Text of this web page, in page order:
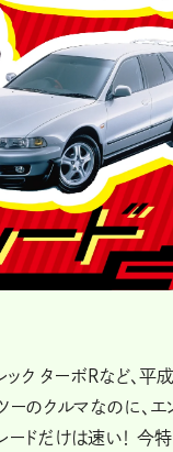
ック ターボRなど、平
ーのクルマなのに、エ
ードだけは速い！ 今